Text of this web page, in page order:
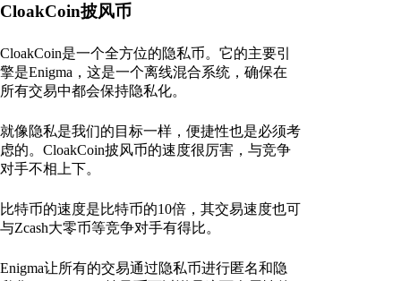
CloakCoin披风币
CloakCoin是一个全方位的隐私币。它的主要引
擎是Enigma，这是一个离线混合系统，确保在
所有交易中都会保持隐私化。
就像隐私是我们的目标一样，便捷性也是必须考
虑的。CloakCoin披风币的速度很厉害，与竞争
对手不相上下。
比特币的速度是比特币的10倍，其交易速度也可
与Zcash大零币等竞争对手有得比。
Enigma让所有的交易通过隐私币进行匿名和隐